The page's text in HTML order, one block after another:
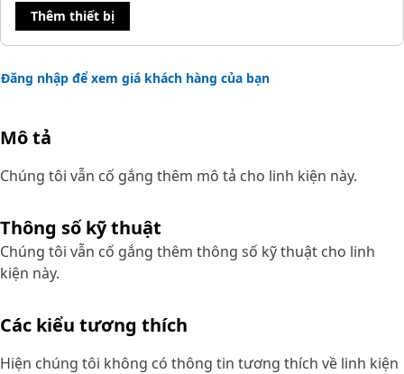
Thêm thiết bị
Đăng nhập để xem giá khách hàng của bạn
Mô tả
Chúng tôi vẫn cố gắng thêm mô tả cho linh kiện này.
Thông số kỹ thuật
Chúng tôi vẫn cố gắng thêm thông số kỹ thuật cho linh
kiện này.
Các kiểu tương thích
Hiện chúng tôi không có thông tin tương thích về linh kiện